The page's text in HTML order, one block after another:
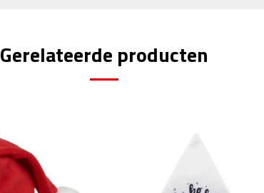
Gerelateerde producten